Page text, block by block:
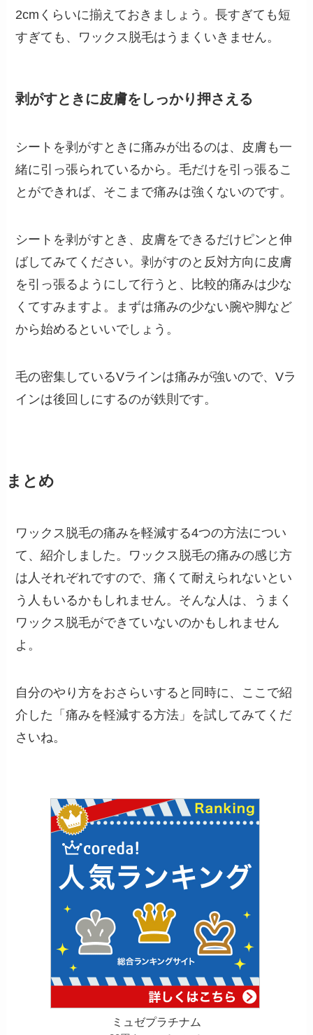
2cmくらいに揃えておきましょう。長すぎても短
すぎても、ワックス脱毛はうまくいきません。
剥がすときに皮膚をしっかり押さえる
シートを剥がすときに痛みが出るのは、皮膚も一
緒に引っ張られているから。毛だけを引っ張るこ
とができれば、そこまで痛みは強くないのです。
シートを剥がすとき、皮膚をできるだけピンと伸
ばしてみてください。剥がすのと反対方向に皮膚
を引っ張るようにして行うと、比較的痛みは少な
くてすみますよ。まずは痛みの少ない腕や脚など
から始めるといいでしょう。
毛の密集しているVラインは痛みが強いので、Vラ
インは後回しにするのが鉄則です。
まとめ
ワックス脱毛の痛みを軽減する4つの方法につい
て、紹介しました。ワックス脱毛の痛みの感じ方
は人それぞれですので、痛くて耐えられないとい
う人もいるかもしれません。そんな人は、うまく
ワックス脱毛ができていないのかもしれません
よ。
自分のやり方をおさらいすると同時に、ここで紹
介した「痛みを軽減する方法」を試してみてくだ
さいね。
ミュゼプラチナム